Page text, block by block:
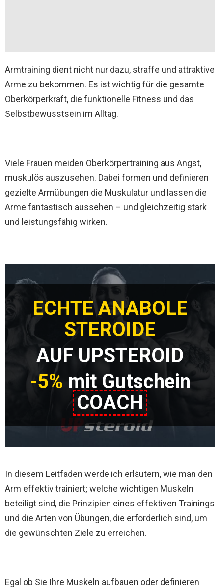
Armtraining dient nicht nur dazu, straffe und attraktive
Arme zu bekommen. Es ist wichtig für die gesamte
Oberkörperkraft, die funktionelle Fitness und das
Selbstbewusstsein im Alltag.
Viele Frauen meiden Oberkörpertraining aus Angst,
muskulös auszusehen. Dabei formen und definieren
gezielte Armübungen die Muskulatur und lassen die
Arme fantastisch aussehen – und gleichzeitig stark
und leistungsfähig wirken.
ECHTE ANABOLE
STEROIDE
AUF UPSTEROID
-5% mit Gutschein
COACH
In diesem Leitfaden werde ich erläutern, wie man den
Arm effektiv trainiert; welche wichtigen Muskeln
beteiligt sind, die Prinzipien eines effektiven Trainings
und die Arten von Übungen, die erforderlich sind, um
die gewünschten Ziele zu erreichen.
Egal ob Sie Ihre Muskeln aufbauen oder definieren